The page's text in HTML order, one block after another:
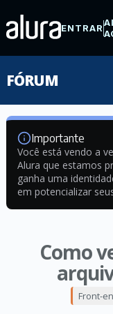
ENTRAR
FÓRUM
Importante
Você está vendo a
Alura que estamos
ganha uma
em potencializar
Como
Front-